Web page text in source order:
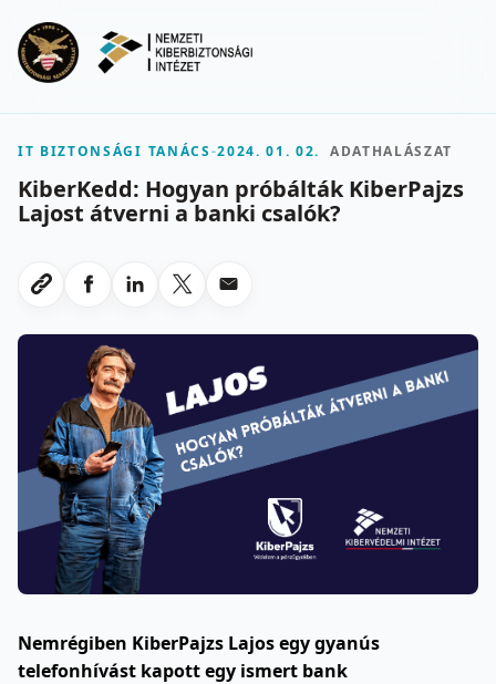
IT BIZTONSÁGI TANÁCS-2024. 01. 02. ADATHALÁSZAT
KiberKedd: Hogyan próbálták KiberPajzs
Lajost átverni a banki csalók?
Link masolasa
Megosztas Facebookon
Megosztas LinkedInen
Megosztas X-en
Megosztas emailben
Nemrégiben KiberPajzs Lajos egy gyanús
telefonhívást kapott egy ismert bank